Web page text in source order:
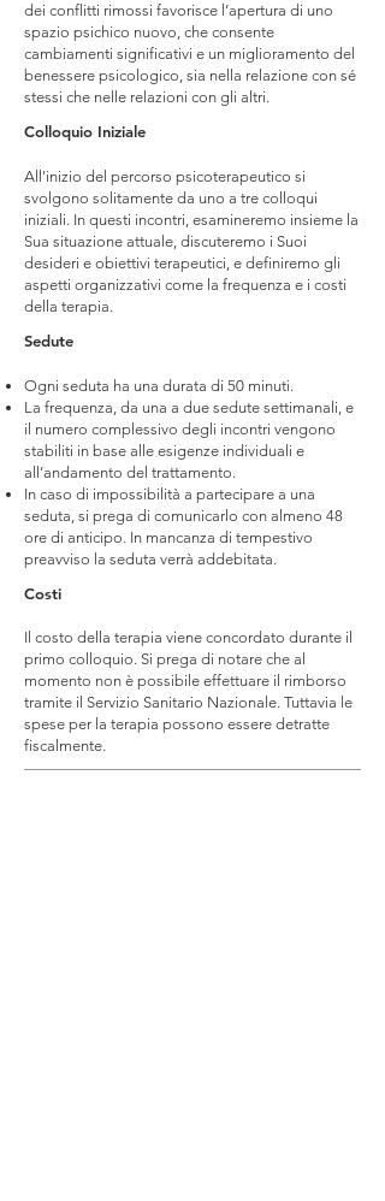
dei conflitti rimossi favorisce l’apertura di uno
spazio psichico nuovo, che consente
cambiamenti significativi e un miglioramento del
benessere psicologico, sia nella relazione con sé
stessi che nelle relazioni con gli altri.
Colloquio Iniziale
All'inizio del percorso psicoterapeutico si
svolgono solitamente da uno a tre colloqui
iniziali. In questi incontri, esamineremo insieme la
Sua situazione attuale, discuteremo i Suoi
desideri e obiettivi terapeutici, e definiremo gli
aspetti organizzativi come la frequenza e i costi
della terapia.
Sedute
Ogni seduta ha una durata di 50 minuti.
La frequenza, da una a due sedute settimanali, e
il numero complessivo degli incontri vengono
stabiliti in base alle esigenze individuali e
all’andamento del trattamento.
In caso di impossibilità a partecipare a una
seduta, si prega di comunicarlo con almeno 48
ore di anticipo. In mancanza di tempestivo
preavviso la seduta verrà addebitata.
Costi
Il costo della terapia viene concordato durante il
primo colloquio. Si prega di notare che al
momento non è possibile effettuare il rimborso
tramite il Servizio Sanitario Nazionale. Tuttavia le
spese per la terapia possono essere detratte
fiscalmente.